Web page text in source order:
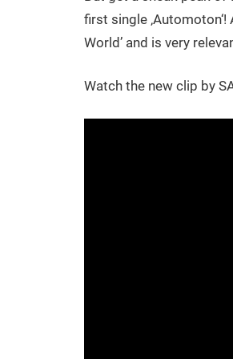
first single
World’ and is very
Watch the new clip by